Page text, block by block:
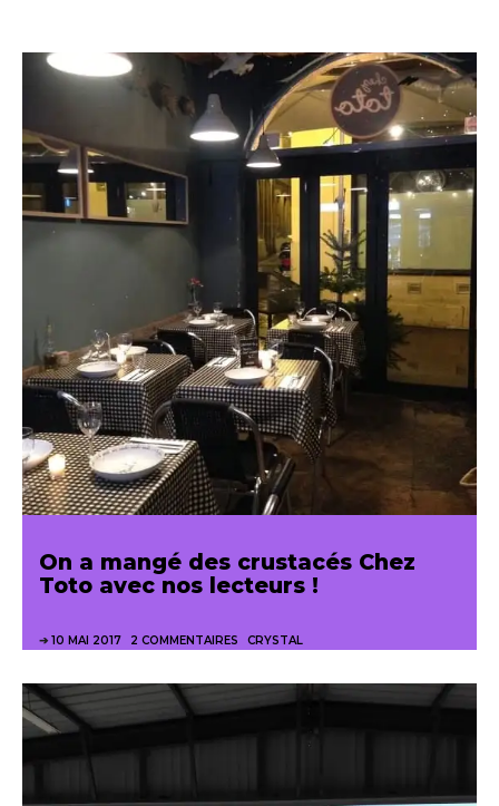
On a mangé des crustacés Chez
Toto avec nos lecteurs !
10 MAI 2017 2 COMMENTAIRES CRYSTAL